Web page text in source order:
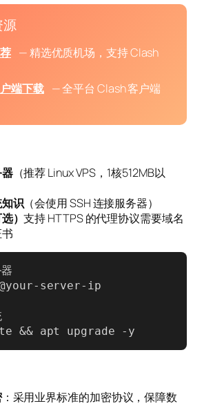
— 精选优质机场，支持 Clash
端下载 — 全平台 Clash 客户端
（推荐 Linux VPS，1核512MB以
识（会使用 SSH 连接服务器）
）支持 HTTPS 的代理协议需要域名
server-ip
&& apt upgrade -y
：采用业界标准的加密协议，保障数